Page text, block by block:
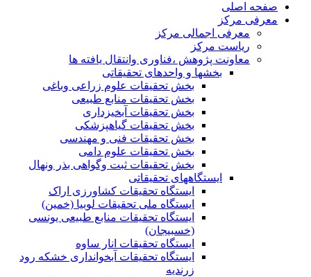
صفحه اصلی
معرفی مرکز
معرفی اجمالی مرکز
ریاست مرکز
معاونت پژوهش ،فناوری وانتقال یافته ها
بخشها و واحدهای تحقیقاتی
بخش تحقیقات علوم زراعی وباغی
بخش تحقیقات منابع طبیعی
بخش تحقیقات آبخیزداری
بخش تحقیقات گیاهپزشکی
بخش تحقیقات فنی و مهندسی
بخش تحقیقات علوم دامی
بخش تحقیقات ثبت وگواهی بذر ونهال
ایستگاههای تحقیقاتی
ایستگاه تحقیقات کشاورزی اراک
ایستگاه ملی تحقیقات لوبیا (خمین)
ایستگاه تحقیقات منابع طبیعی یونسی
(خسبیجان)
ایستگاه تحقیقات انار ساوه
ایستگاه تحقیقات آبخوانداری خشکه رود
زرندیه